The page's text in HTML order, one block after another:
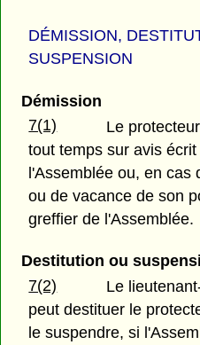
DÉMISSION,
SUSPENSION
Démission
7(1)
Le
tout temps sur avis
l'Assemblée ou, en cas
ou de vacance de son
greffier de l'Assemblée.
Destitution ou
7(2)
Le
peut destituer le
le suspendre, si